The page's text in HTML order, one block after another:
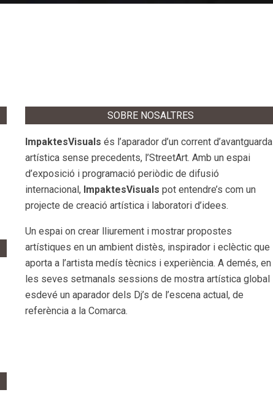
SOBRE NOSALTRES
ImpaktesVisuals és l’aparador d’un corrent d’avantguarda
artística sense precedents, l’StreetArt. Amb un espai
d’exposició i programació periòdic de difusió
internacional, ImpaktesVisuals pot entendre’s com un
projecte de creació artística i laboratori d’idees.
Un espai on crear lliurement i mostrar propostes
artístiques en un ambient distès, inspirador i eclèctic que
aporta a l’artista medís tècnics i experiència. A demés, en
les seves setmanals sessions de mostra artística global
esdevé un aparador dels Dj’s de l’escena actual, de
referència a la Comarca.